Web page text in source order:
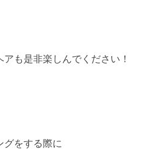
も是非楽しんでください！
グをする際に